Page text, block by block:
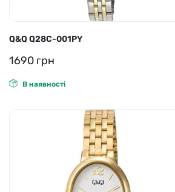
Q&Q Q28C-001PY
1690 грн
В наявності